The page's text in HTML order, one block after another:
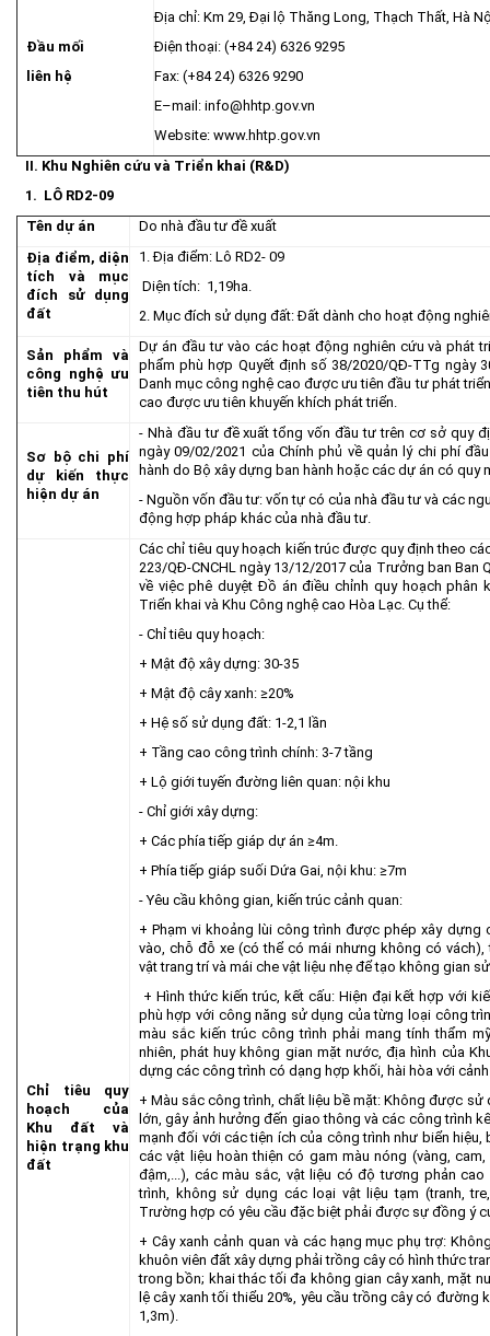
Đầu mối
liên hệ
Địa chỉ: Km 29, Đại lộ Thăng Long, Thạch Thất, Hà
Điện thoại: (+84 24) 6326 9295
Fax: (+84 24) 6326 9290
E–mail: info@hhtp.gov.vn
Website: www.hhtp.gov.vn
II. Khu Nghiên cứu và Triển khai (R&D)
1 . LÔ RD2-09
Tên dự án
Do nhà đầu tư đề xuất
Địa điểm, diện
tích và mục
đích sử dụng
đất
1. Địa điểm: Lô RD2- 09
Diện tích: 1,19ha.
2. Mục đích sử dụng đất: Đất dành cho hoạt động
Sản phẩm và
công nghệ ưu
tiên thu hút
Dự án đầu tư vào các hoạt động nghiên cứu và phát
phẩm phù hợp Quyết định số 38/2020/QĐ-TTg ngày
Danh mục công nghệ cao được ưu tiên đầu tư phát
cao được ưu tiên khuyến khích phát triển.
Sơ bộ chi phí
dự kiến thực
hiện dự án
- Nhà đầu tư đề xuất tổng vốn đầu tư trên cơ sở quy
ngày 09/02/2021 của Chính phủ về quản lý chi phí
hành do Bộ xây dựng ban hành hoặc các dự án có quy
- Nguồn vốn đầu tư: vốn tự có của nhà đầu tư và các
động hợp pháp khác của nhà đầu tư.
Chỉ tiêu quy
hoạch của
Khu đất và
hiện trạng khu
đất
Các chỉ tiêu quy hoạch kiến trúc được quy định theo
223/QĐ-CNCHL ngày 13/12/2017 của Trưởng ban Ban
về việc phê duyệt Đồ án điều chỉnh quy hoạch phân
Triển khai và Khu Công nghệ cao Hòa Lạc. Cụ thể:
- Chỉ tiêu quy hoạch:
+ Mật độ xây dựng: 30-35
+ Mật độ cây xanh: ≥20%
+ Hệ số sử dụng đất: 1-2,1 lần
+ Tầng cao công trình chính: 3-7 tầng
+ Lộ giới tuyến đường liên quan: nội khu
- Chỉ giới xây dựng:
+ Các phía tiếp giáp dự án ≥4m.
+ Phía tiếp giáp suối Dứa Gai, nội khu: ≥7m
- Yêu cầu không gian, kiến trúc cảnh quan:
+ Phạm vi khoảng lùi công trình được phép xây dựng
vào, chỗ đỗ xe (có thể có mái nhưng không có
vật trang trí và mái che vật liệu nhẹ để tạo không gian
+ Hình thức kiến trúc, kết cấu: Hiện đại kết hợp với
phù hợp với công năng sử dụng của từng loại công
màu sắc kiến trúc công trình phải mang tính thẩm
nhiên, phát huy không gian mặt nước, địa hình của
dựng các công trình có dạng hợp khối, hài hòa với
+ Màu sắc công trình, chất liệu bề mặt: Không được
lớn, gây ảnh hưởng đến giao thông và các công trình
mạnh đối với các tiện ích của công trình như biển
các vật liệu hoàn thiện có gam màu nóng (vàng,
đậm,...), các màu sắc, vật liệu có độ tương phản
trình, không sử dụng các loại vật liệu tạm (tranh,
Trường hợp có yêu cầu đặc biệt phải được sự đồng ý
+ Cây xanh cảnh quan và các hạng mục phụ trợ:
khuôn viên đất xây dựng phải trồng cây có hình thức
trong bồn; khai thác tối đa không gian cây xanh, mặt
lệ cây xanh tối thiểu 20%, yêu cầu trồng cây có đường
1,3m).